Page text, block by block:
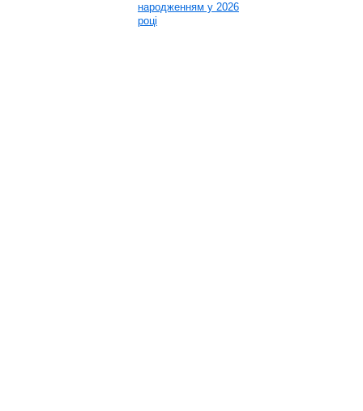
народженням у 2026
році